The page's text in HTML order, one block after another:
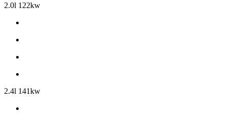
2.0l 122kw
2.4l 141kw